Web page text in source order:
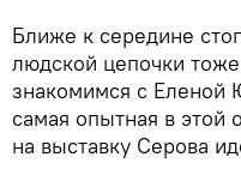
Ближе к середине
людской цепочки
знакомимся с Еленой
самая опытная в этой
на выставку Серова